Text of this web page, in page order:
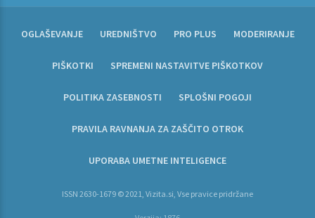
OGLAŠEVANJE UREDNIŠTVO PRO PLUS MODERIRANJE
PIŠKOTKI SPREMENI NASTAVITVE PIŠKOTKOV
POLITIKA ZASEBNOSTI SPLOŠNI POGOJI
PRAVILA RAVNANJA ZA ZAŠČITO OTROK
UPORABA UMETNE INTELIGENCE
ISSN 2630-1679 © 2021, Vizita.si, Vse pravice pridržane